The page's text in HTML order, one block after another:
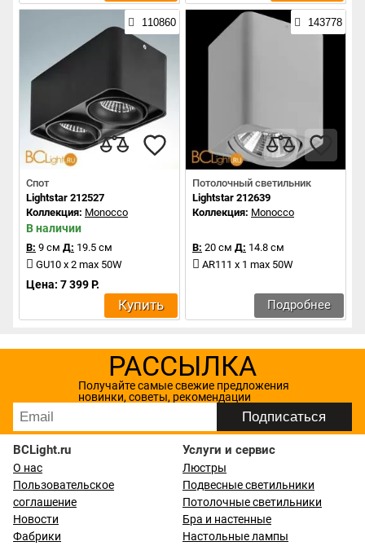
110860
Спот
Lightstar 212527
Коллекция: Monocco
В наличии
В: 9 см Д: 19.5 см
GU10 x 2 max 50W
Цена: 7 399 Р.
Купить
143778
Потолочный светильник
Lightstar 212639
Коллекция: Monocco
В: 20 см Д: 14.8 см
AR111 x 1 max 50W
Подробнее
РАССЫЛКА
Получайте самые свежие предложения
новинки, советы, рекомендации
BCLight.ru
О нас
Пользовательское
соглашение
Новости
Фабрики
Услуги и сервис
Люстры
Подвесные светильники
Потолочные светильники
Бра и настенные
Настольные лампы